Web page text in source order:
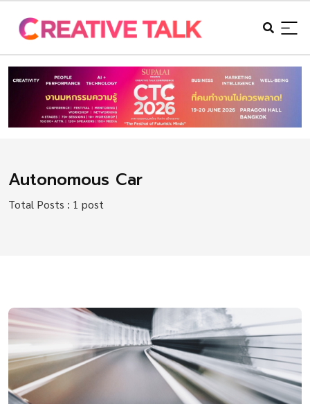
Autonomous Car
Total Posts : 1 post